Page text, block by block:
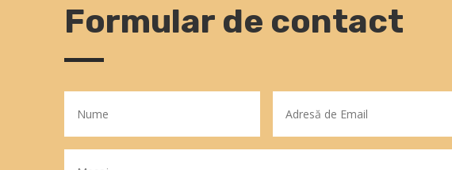
Formular de contact